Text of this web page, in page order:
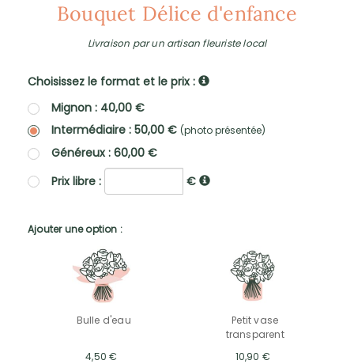
Bouquet Délice d'enfance
Livraison par un artisan fleuriste local
Choisissez le format et le prix :
Mignon : 40,00 €
Intermédiaire : 50,00 € (photo présentée)
Généreux : 60,00 €
Prix libre :
€
Ajouter une option :
Bulle d'eau
4,50 €
Petit vase
transparent
10,90 €